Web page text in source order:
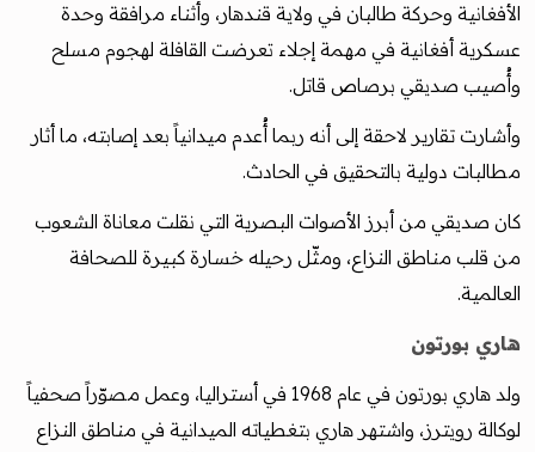
الأفغانية وحركة طالبان في ولاية قندهار، وأثناء مرافقة وحدة
عسكرية أفغانية في مهمة إجلاء تعرضت القافلة لهجوم مسلح
وأُصيب صديقي برصاص قاتل.
وأشارت تقارير لاحقة إلى أنه ربما أُعدم ميدانياً بعد إصابته، ما أثار
مطالبات دولية بالتحقيق في الحادث.
كان صديقي من أبرز الأصوات البصرية التي نقلت معاناة الشعوب
من قلب مناطق النزاع، ومثّل رحيله خسارة كبيرة للصحافة
العالمية.
هاري بورتون
ولد هاري بورتون في عام 1968 في أستراليا، وعمل مصوّراً صحفياً
لوكالة رويترز، واشتهر هاري بتغطياته الميدانية في مناطق النزاع